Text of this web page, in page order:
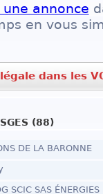
une annonce
en vous
dans les
(88)
DE LA BARONNE
SAS ÉNERGIES